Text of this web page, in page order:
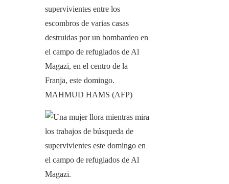
supervivientes entre los
escombros de varias casas
destruidas por un bombardeo en
el campo de refugiados de Al
Magazi, en el centro de la
Franja, este domingo.
MAHMUD HAMS (AFP)